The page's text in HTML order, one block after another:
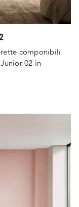
componibili
02 in